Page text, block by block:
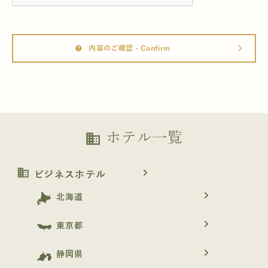
help 内容のご確認 - Confirm arrow_forward_ios
business ホテル一覧
business ビジネスホテル navigate_next
北海道 navigate_next
東京都 navigate_next
静岡県 navigate_next